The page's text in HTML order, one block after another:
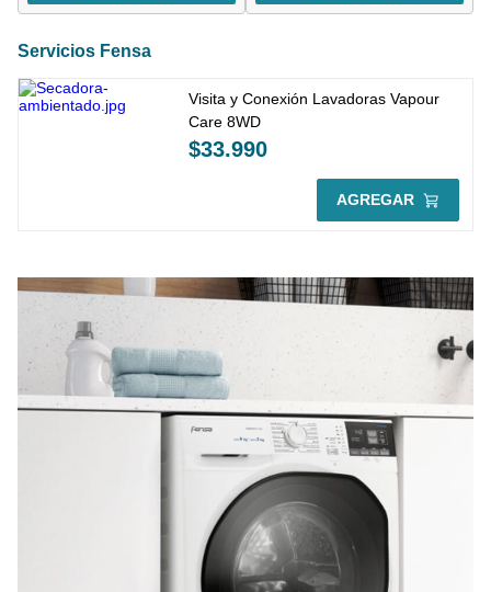
Servicios Fensa
Visita y Conexión Lavadoras Vapour
Care 8WD
$33.990
AGREGAR